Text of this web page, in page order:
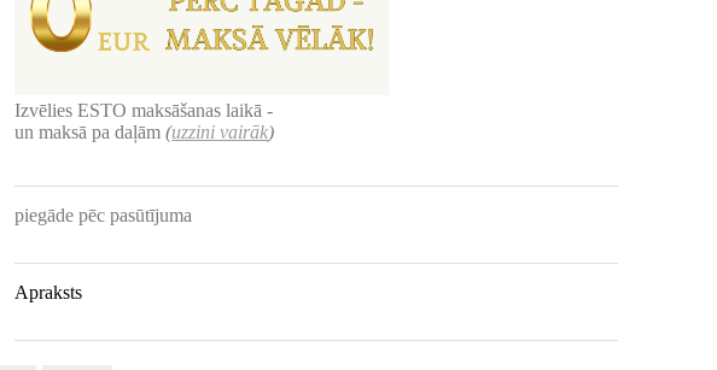
Izvēlies ESTO maksāšanas laikā -
un maksā pa daļām(uzzini vairāk)
piegāde pēc pasūtījuma
Apraksts